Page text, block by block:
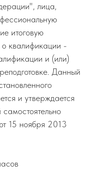
лица,
итоговую
о квалификации -
и (или)
Данный
и утверждается
15 ноября 2013